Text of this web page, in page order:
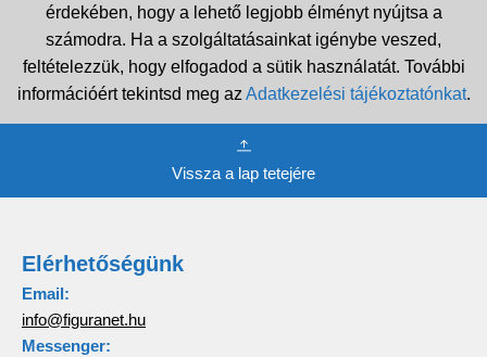
érdekében, hogy a lehető legjobb élményt nyújtsa a
számodra. Ha a szolgáltatásainkat igénybe veszed,
feltételezzük, hogy elfogadod a sütik használatát. További
információért tekintsd meg az Adatkezelési tájékoztatónkat.
Vissza a lap tetejére
Elérhetőségünk
Email:
info@figuranet.hu
Messenger: